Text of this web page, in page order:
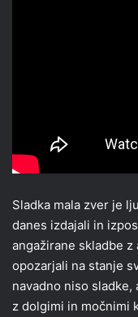
Sladka mala zver je
danes izdajali in
angažirane skladbe
opozarjali na stanje
navadno niso sladke,
z dolgimi in močnimi